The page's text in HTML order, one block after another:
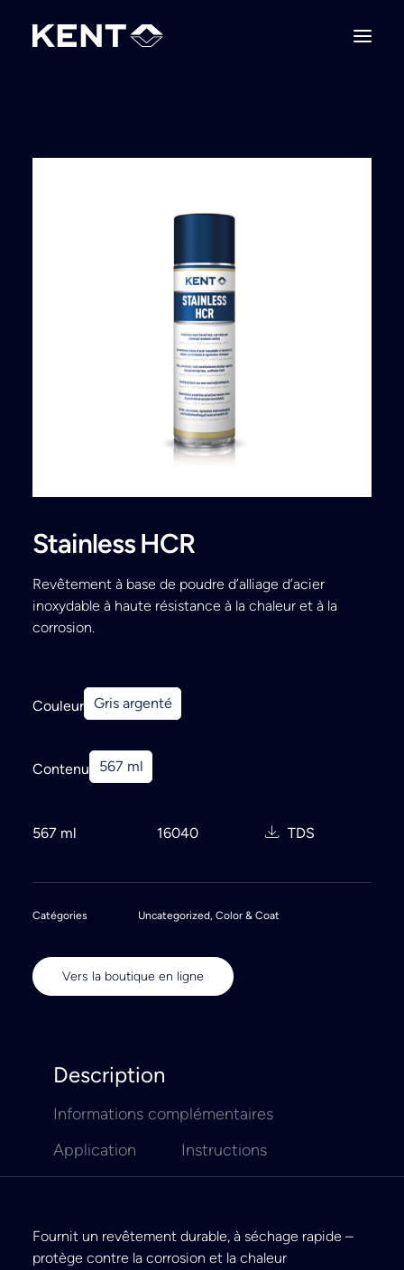
Stainless HCR
Revêtement à base de poudre d’alliage d’acier
inoxydable à haute résistance à la chaleur et à la
corrosion.
Couleur Gris argenté
Contenu 567 ml
567 ml 16040 TDS
Catégories Uncategorized, Color & Coat
Vers la boutique en ligne
Description
Informations complémentaires
Application
Instructions
Fournit un revêtement durable, à séchage rapide –
protège contre la corrosion et la chaleur